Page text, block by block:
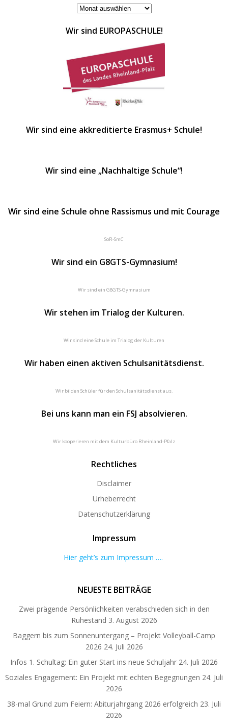
ARCHIVE
Wir sind EUROPASCHULE!
Wir sind eine akkreditierte Erasmus+ Schule!
Wir sind eine „Nachhaltige Schule“!
Wir sind eine Schule ohne Rassismus und mit Courage
SoR-SmC
Wir sind ein G8GTS-Gymnasium!
Wir sind ein G8GTS-Gymnasium
Wir stehen im Trialog der Kulturen.
Wir sind eine Schule im Trialog der Kulturen
Wir haben einen aktiven Schulsanitätsdienst.
Wir bilden Schüler für den Schulsanitätsdienst aus.
Bei uns kann man ein FSJ absolvieren.
Wir kooperieren mit dem Kulturbüro Rheinland-Pfalz
Rechtliches
Disclaimer
Urheberrecht
Datenschutzerklärung
Impressum
Hier geht’s zum Impressum ….
NEUESTE BEITRÄGE
Zwei prägende Persönlichkeiten verabschieden sich in den
Ruhestand 3. August 2026
Baggern bis zum Sonnenuntergang – Projekt Volleyball-Camp
2026 24. Juli 2026
Infos 1. Schultag: Ein guter Start ins neue Schuljahr 24. Juli 2026
Soziales Engagement: Ein Projekt mit echten Begegnungen 24. Juli
2026
38-mal Grund zum Feiern: Abiturjahrgang 2026 erfolgreich 23. Juli
2026